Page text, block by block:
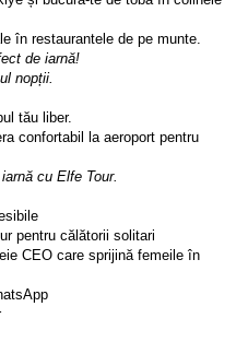
în restaurantele de pe munte.
de iarnă!
nopții.
tău liber.
confortabil la aeroport pentru
cu Elfe Tour.
pentru călătorii solitari
CEO care sprijină femeile în